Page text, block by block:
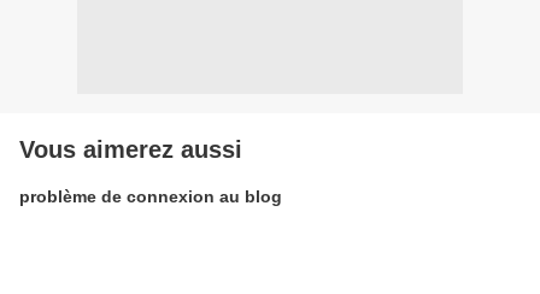
Vous aimerez aussi
problème de connexion au blog